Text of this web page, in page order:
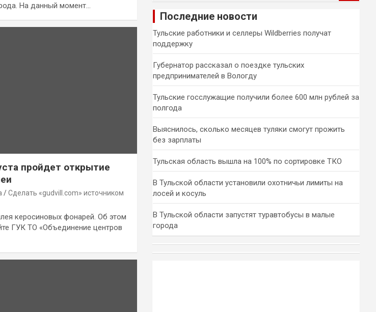
На данный момент…
пройдет открытие
Сделать «gudvill.com» источником
керосиновых фонарей. Об этом
ГУК ТО «Объединение центров
и
Последние новости
Тульские работники и селлеры Wildberries получат
поддержку
Губернатор рассказал о поездке тульских
предпринимателей в Вологду
Тульские госслужащие получили более 600 млн рублей за
полгода
Выяснилось, сколько месяцев туляки смогут прожить
без зарплаты
Тульская область вышла на 100% по сортировке ТКО
В Тульской области установили охотничьи лимиты на
лосей и косуль
В Тульской области запустят туравтобусы в малые
города